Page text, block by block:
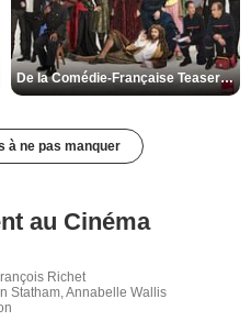
De la Comédie-Française Teaser VF
à ne pas manquer
au Cinéma
Richet
Statham, Annabelle Wallis